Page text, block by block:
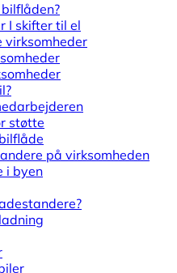
I skifter til el
virksomheder
støtte
på virksomheden
i byen